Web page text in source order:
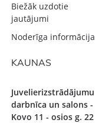
Biežāk uzdotie
jautājumi
Noderīga informācija
KAUNAS
Juvelierizstrādājumu
darbnīca un salons -
Kovo 11 - osios g. 22